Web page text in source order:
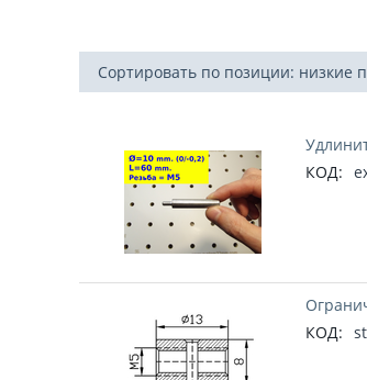
Сортировать по позиции: низкие
КОД:
КОД: